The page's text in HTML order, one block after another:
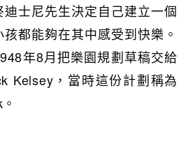
士尼先生決定自己建立一個
都能夠在其中感受到快樂。
年8月把樂園規劃草稿交給
Kelsey，當時這份計劃稱為